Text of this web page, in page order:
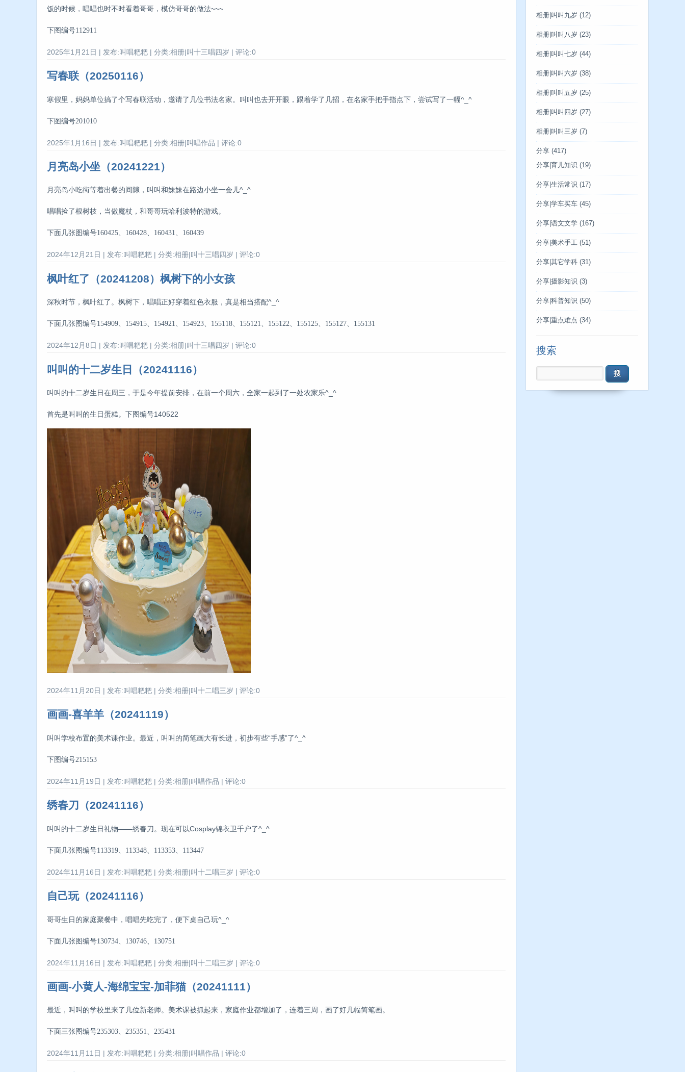
饭的时候，唱唱也时不时看着哥哥，模仿哥哥的做法~~~
下图编号112911
2025年1月21日 | 发布:叫唱粑粑 | 分类:相册|叫十三唱四岁 | 评论:0
写春联（20250116）
寒假里，妈妈单位搞了个写春联活动，邀请了几位书法名家。叫叫也去开开眼，跟着学了几招，在名家手把手指点下，尝试写了一幅^_^
下图编号201010
2025年1月16日 | 发布:叫唱粑粑 | 分类:相册|叫唱作品 | 评论:0
月亮岛小坐（20241221）
月亮岛小吃街等着出餐的间隙，叫叫和妹妹在路边小坐一会儿^_^
唱唱捡了根树枝，当做魔杖，和哥哥玩哈利波特的游戏。
下面几张图编号160425、160428、160431、160439
2024年12月21日 | 发布:叫唱粑粑 | 分类:相册|叫十三唱四岁 | 评论:0
枫叶红了（20241208）枫树下的小女孩
深秋时节，枫叶红了。枫树下，唱唱正好穿着红色衣服，真是相当搭配^_^
下面几张图编号154909、154915、154921、154923、155118、155121、155122、155125、155127、155131
2024年12月8日 | 发布:叫唱粑粑 | 分类:相册|叫十三唱四岁 | 评论:0
叫叫的十二岁生日（20241116）
叫叫的十二岁生日在周三，于是今年提前安排，在前一个周六，全家一起到了一处农家乐^_^
首先是叫叫的生日蛋糕。下图编号140522
2024年11月20日 | 发布:叫唱粑粑 | 分类:相册|叫十二唱三岁 | 评论:0
画画-喜羊羊（20241119）
叫叫学校布置的美术课作业。最近，叫叫的简笔画大有长进，初步有些“手感”了^_^
下图编号215153
2024年11月19日 | 发布:叫唱粑粑 | 分类:相册|叫唱作品 | 评论:0
绣春刀（20241116）
叫叫的十二岁生日礼物——绣春刀。现在可以Cosplay锦衣卫千户了^_^
下面几张图编号113319、113348、113353、113447
2024年11月16日 | 发布:叫唱粑粑 | 分类:相册|叫十二唱三岁 | 评论:0
自己玩（20241116）
哥哥生日的家庭聚餐中，唱唱先吃完了，便下桌自己玩^_^
下面几张图编号130734、130746、130751
2024年11月16日 | 发布:叫唱粑粑 | 分类:相册|叫十二唱三岁 | 评论:0
画画-小黄人-海绵宝宝-加菲猫（20241111）
最近，叫叫的学校里来了几位新老师。美术课被抓起来，家庭作业都增加了，连着三周，画了好几幅简笔画。
下面三张图编号235303、235351、235431
2024年11月11日 | 发布:叫唱粑粑 | 分类:相册|叫唱作品 | 评论:0
相册|叫叫九岁 (12)
相册|叫叫八岁 (23)
相册|叫叫七岁 (44)
相册|叫叫六岁 (38)
相册|叫叫五岁 (25)
相册|叫叫四岁 (27)
相册|叫叫三岁 (7)
分享 (417)
分享|育儿知识 (19)
分享|生活常识 (17)
分享|学车买车 (45)
分享|语文文学 (167)
分享|美术手工 (51)
分享|其它学科 (31)
分享|摄影知识 (3)
分享|科普知识 (50)
分享|重点难点 (34)
搜索